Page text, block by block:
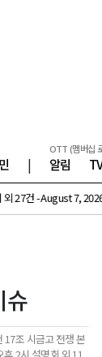
|
OTT (멤버십
알림
August 7, 2026
슈
17조 시금고 전쟁 본